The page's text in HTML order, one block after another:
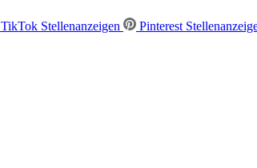
TikTok Stellenanzeigen Pinterest